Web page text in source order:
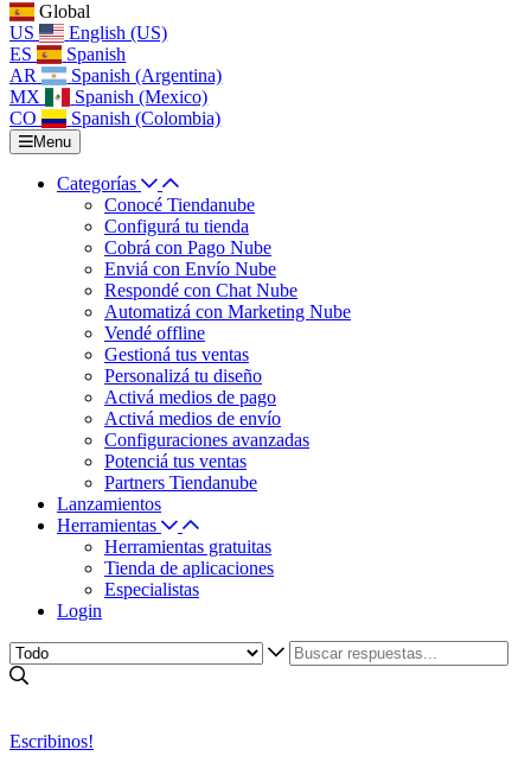
Global
US
English (US)
ES
Spanish
AR
Spanish (Argentina)
MX
Spanish (Mexico)
CO
Spanish (Colombia)
Menu
Categorías
Conocé Tiendanube
Configurá tu tienda
Cobrá con Pago Nube
Enviá con Envío Nube
Respondé con Chat Nube
Automatizá con Marketing Nube
Vendé offline
Gestioná tus ventas
Personalizá tu diseño
Activá medios de pago
Activá medios de envío
Configuraciones avanzadas
Potenciá tus ventas
Partners Tiendanube
Lanzamientos
Herramientas
Herramientas gratuitas
Tienda de aplicaciones
Especialistas
Login
Escribinos!